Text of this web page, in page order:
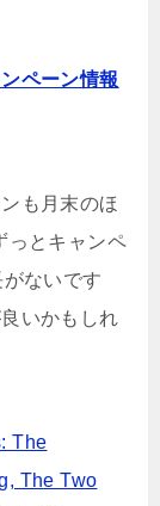
ペーン情報
も月末のほ
っとキャンペ
ないです
いかもしれ
The
The Two